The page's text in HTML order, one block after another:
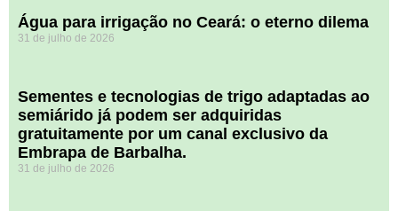
Água para irrigação no Ceará: o eterno dilema
31 de julho de 2026
Sementes e tecnologias de trigo adaptadas ao
semiárido já podem ser adquiridas
gratuitamente por um canal exclusivo da
Embrapa de Barbalha.
31 de julho de 2026